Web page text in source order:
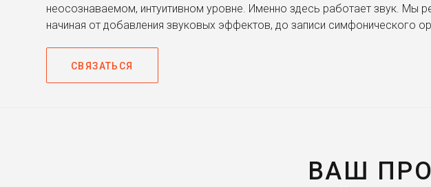
неосознаваемом, интуитивном уровне. Именно здесь работает звук. Мы
начиная от добавления звуковых эффектов, до записи симфонического
СВЯЗАТЬСЯ
ВАШ